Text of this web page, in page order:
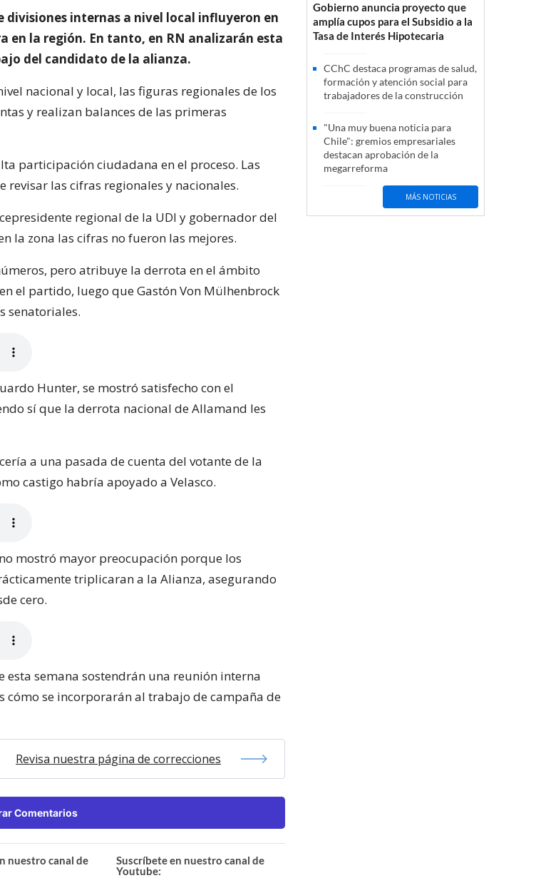
divisiones internas a nivel local influyeron en
en la región. En tanto, en RN analizarán esta
del candidato de la alianza.
nacional y local, las figuras regionales de los
y realizan balances de las primeras
participación ciudadana en el proceso. Las
revisar las cifras regionales y nacionales.
regional de la UDI y gobernador del
la zona las cifras no fueron las mejores.
pero atribuye la derrota en el ámbito
el partido, luego que Gastón Von Mülhenbrock
senatoriales.
Hunter, se mostró satisfecho con el
sí que la derrota nacional de Allamand les
a una pasada de cuenta del votante de la
castigo habría apoyado a Velasco.
mostró mayor preocupación porque los
triplicaran a la Alianza, asegurando
cero.
esta semana sostendrán una reunión interna
cómo se incorporarán al trabajo de campaña de
Revisa nuestra página de correcciones
Comentarios
nuestro canal de
Suscríbete en nuestro canal de
Youtube:
Gobierno anuncia proyecto que
amplía cupos para el Subsidio a la
Tasa de Interés Hipotecaria
CChC destaca programas de salud,
formación y atención social para
trabajadores de la construcción
"Una muy buena noticia para
Chile": gremios empresariales
destacan aprobación de la
megarreforma
MÁS NOTICIAS